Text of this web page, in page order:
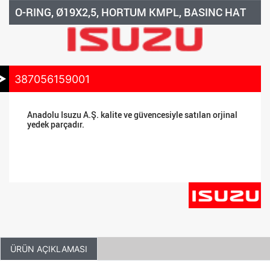
O-RING, Ø19X2,5, HORTUM KMPL, BASINC HAT
387056159001
Anadolu Isuzu A.Ş. kalite ve güvencesiyle satılan orjinal
yedek parçadır.
ÜRÜN AÇIKLAMASI